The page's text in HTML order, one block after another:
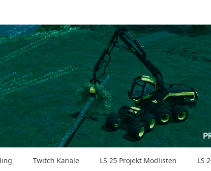
Twitch Kanäle LS 25 Projekt Modlisten LS